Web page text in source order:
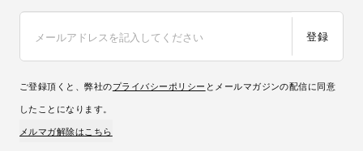
登録
ご登録頂くと、弊社のプライバシーポリシー とメールマガジンの配信に同意
したことになります。
メルマガ解除はこちら